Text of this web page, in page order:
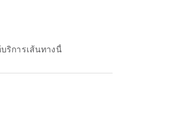
ริการเส้นทางนี้